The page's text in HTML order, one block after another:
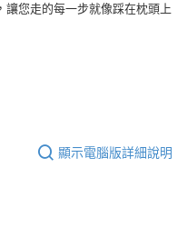
結帳頁面顯示為準，若有關於
support/home
起之損失，本公司不負相關責
費
您走的每一步就像踩在枕頭上
顯示電腦版詳細說明